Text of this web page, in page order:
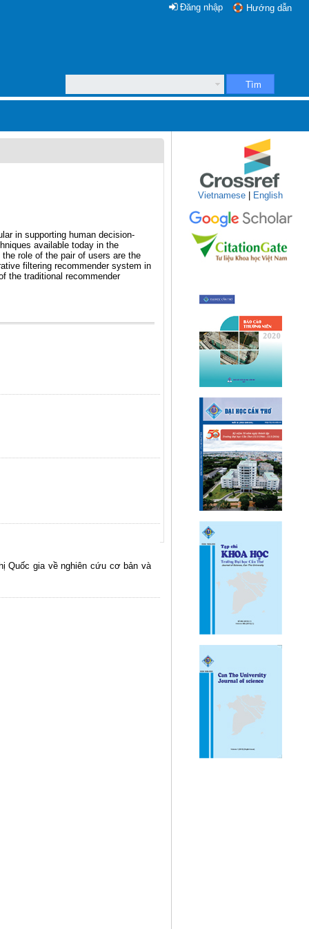
Hướng dẫn
Đăng nhập
Tìm
in supporting human decision-
available today in the
role of the pair of users are the
filtering recommender system in
the traditional recommender
Quốc gia về nghiên cứu cơ bản và
Vietnamese English